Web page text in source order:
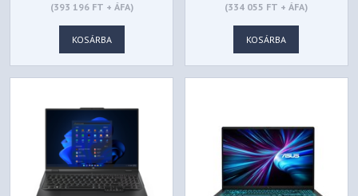
(393 196 FT + ÁFA)
KOSÁRBA
(334 055 FT + ÁFA)
KOSÁRBA